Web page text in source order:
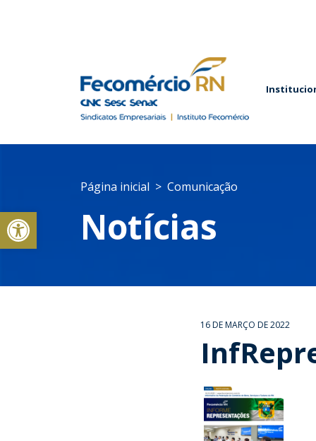
Abrir a barra de ferramentas
Página inicial Comunicação
Notícias
16 DE MARÇO DE 2022